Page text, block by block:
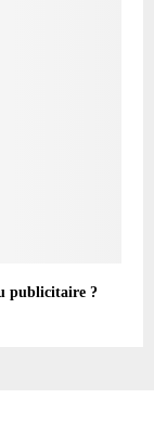
publicitaire ?